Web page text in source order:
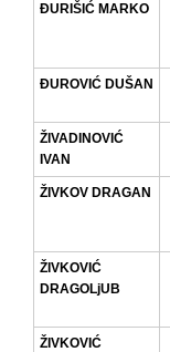
ĐURIŠIĆ MARKO
ĐUROVIĆ DUŠAN
ŽIVADINOVIĆ
IVAN
ŽIVKOV DRAGAN
ŽIVKOVIĆ
DRAGOLjUB
ŽIVKOVIĆ